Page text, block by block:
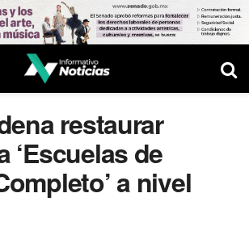
restaurar
‘Escuelas de
a nivel